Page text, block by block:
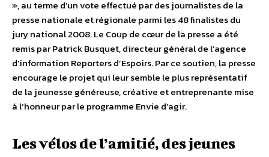
», au terme d’un vote effectué par des journalistes de la
presse nationale et régionale parmi les 48 finalistes du
jury national 2008. Le Coup de cœur de la presse a été
remis par Patrick Busquet, directeur général de l’agence
d’information Reporters d’Espoirs. Par ce soutien, la presse
encourage le projet qui leur semble le plus représentatif
de la jeunesse généreuse, créative et entreprenante mise
à l’honneur par le programme Envie d’agir.
Les vélos de l’amitié, des jeunes